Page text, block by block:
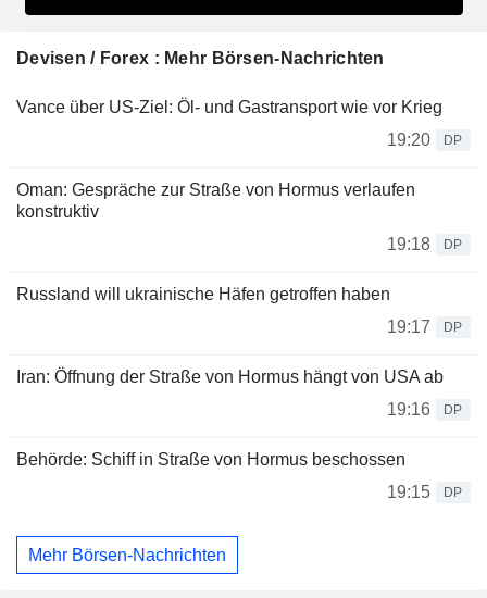
Devisen / Forex : Mehr Börsen-Nachrichten
Vance über US-Ziel: Öl- und Gastransport wie vor Krieg
19:20
DP
Oman: Gespräche zur Straße von Hormus verlaufen
konstruktiv
19:18
DP
Russland will ukrainische Häfen getroffen haben
19:17
DP
Iran: Öffnung der Straße von Hormus hängt von USA ab
19:16
DP
Behörde: Schiff in Straße von Hormus beschossen
19:15
DP
Mehr Börsen-Nachrichten